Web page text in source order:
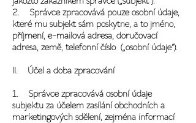
2. Správce zpracovává pouze osobní údaje,
které mu subjekt sám poskytne, a to jméno,
příjmení, e-mailová adresa, doručovací
adresa, země, telefonní číslo („osobní údaje“).
II. Účel a doba zpracování
1. Správce zpracovává osobní údaje
subjektu za účelem zasílání obchodních a
marketingových sdělení, zejména informací